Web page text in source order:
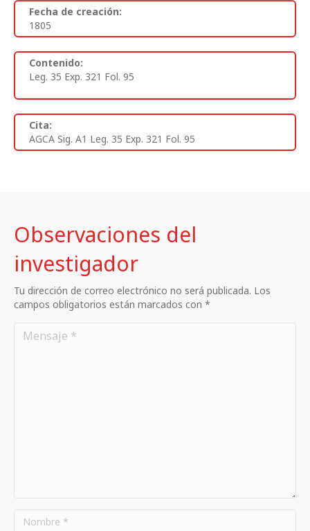
Fecha de creación:
1805
Contenido:
Leg. 35 Exp. 321 Fol. 95
Cita:
AGCA Sig. A1 Leg. 35 Exp. 321 Fol. 95
Observaciones del
investigador
Tu dirección de correo electrónico no será publicada. Los
campos obligatorios están marcados con *